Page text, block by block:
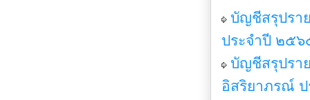
บัญชีสรุปรา
ประจำปี ๒๕๖
บัญชีสรุปรา
อิสริยาภรณ์